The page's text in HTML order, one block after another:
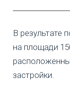
В результате
на площади
застройки.